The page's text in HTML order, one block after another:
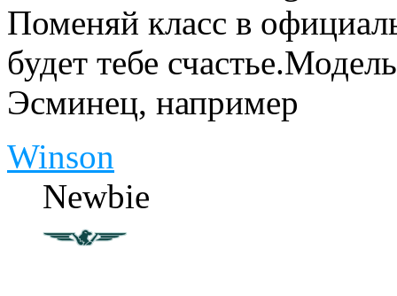
Поменяй класс в
будет тебе
Эсминец, например
Winson
Newbie